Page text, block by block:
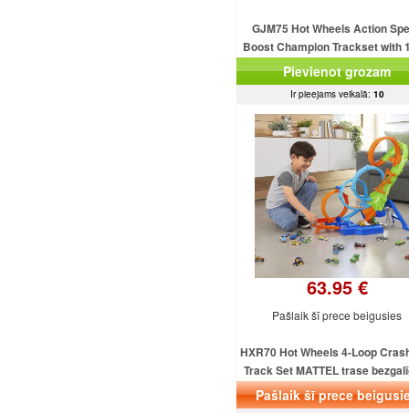
GJM75 Hot Wheels Action
Boost Champion Trackset with
Wheels Vehicle MATTEL
Pievienot grozam
Ir pieejams veikalā: 10
63.95 €
Pašlaik šī prece beigusies
HXR70 Hot Wheels 4-Loop
Track Set MATTEL trase
lēciens
Pašlaik šī prece